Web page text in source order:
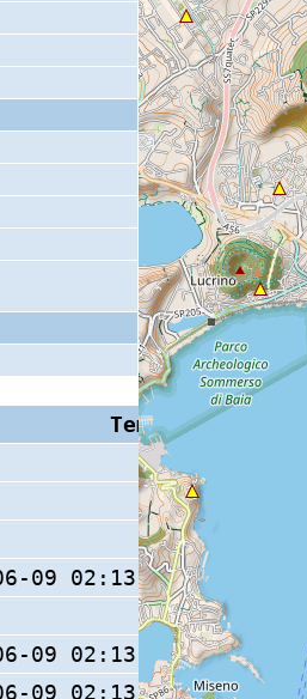
Tempo S (W/M/O)
09 02:13:39.8 (0/ / )
09 02:13:39.3 (0/ / )
09 02:13:39.3 (0/ / )